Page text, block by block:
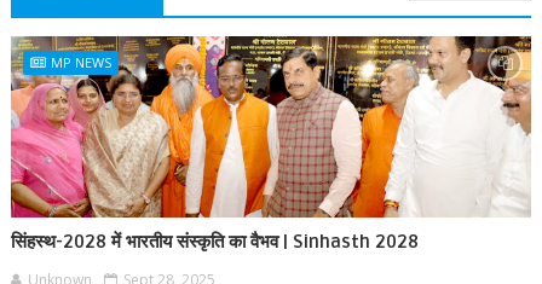
MP NEWS
सिंहस्थ-2028 में भारतीय संस्कृति का वैभव | Sinhasth 2028
Unknown Sept 28, 2025